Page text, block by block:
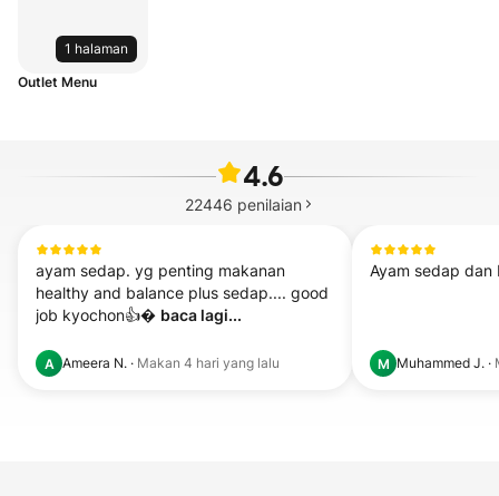
1 halaman
Outlet Menu
4.6
22446 penilaian
ayam sedap. yg penting makanan
healthy and balance plus sedap.... good
job kyochon👍� baca lagi...
A Ameera N. · Makan 4 hari yang lalu
Ayam sedap dan
M Muhammed J. ·